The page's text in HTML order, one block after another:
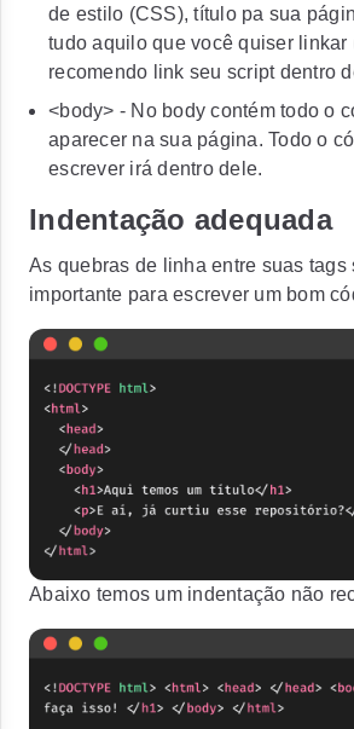
de estilo (CSS), título pa sua
tudo aquilo que você quiser linkar
recomendo link seu script dentro
<body> - No body contém todo o
aparecer na sua página. Todo o
escrever irá dentro dele.
Indentação adequada
As quebras de linha entre suas tags
importante para escrever um bom
Abaixo temos um indentação não